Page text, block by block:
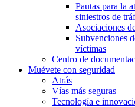
Pautas para la
siniestros de
Asociaciones
Subvenciones
víctimas
Centro de
Muévete con seguridad
Atrás
Vías más seguras
Tecnología e